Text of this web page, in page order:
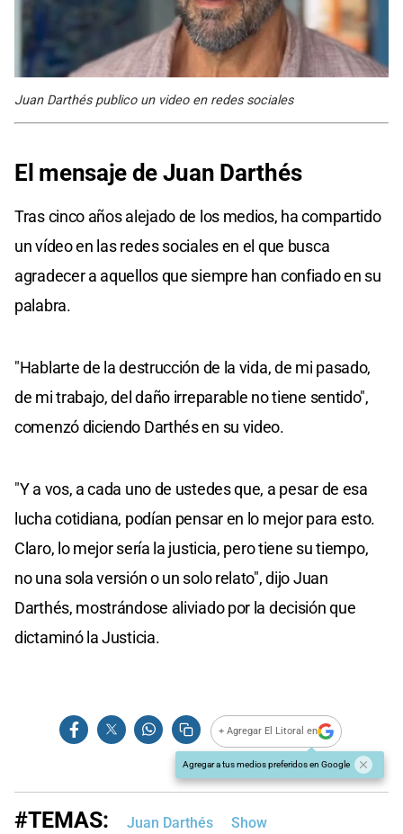
Juan Darthés publico un video en redes sociales
El mensaje de Juan Darthés
Tras cinco años alejado de los medios, ha compartido
un vídeo en las redes sociales en el que busca
agradecer a aquellos que siempre han confiado en su
palabra.
"Hablarte de la destrucción de la vida, de mi pasado,
de mi trabajo, del daño irreparable no tiene sentido",
comenzó diciendo Darthés en su video.
"Y a vos, a cada uno de ustedes que, a pesar de esa
lucha cotidiana, podían pensar en lo mejor para esto.
Claro, lo mejor sería la justicia, pero tiene su tiempo,
no una sola versión o un solo relato", dijo Juan
Darthés, mostrándose aliviado por la decisión que
dictaminó la Justicia.
+ Agregar El Litoral en
Agregar a tus medios preferidos en Google
#TEMAS: Juan Darthés Show